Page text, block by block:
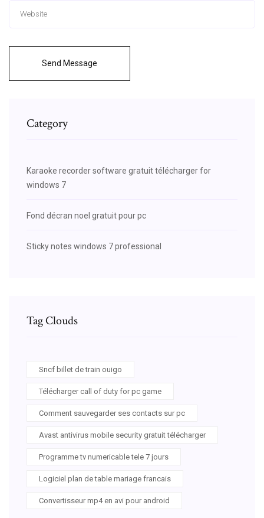
Send Message
Category
Karaoke recorder software gratuit télécharger for
windows 7
Fond décran noel gratuit pour pc
Sticky notes windows 7 professional
Tag Clouds
Sncf billet de train ouigo
Télécharger call of duty for pc game
Comment sauvegarder ses contacts sur pc
Avast antivirus mobile security gratuit télécharger
Programme tv numericable tele 7 jours
Logiciel plan de table mariage francais
Convertisseur mp4 en avi pour android